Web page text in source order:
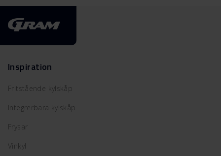
Inspiration
Fritstående kylskåp
Integrerbara kylskåp
Frysar
Vinkyl